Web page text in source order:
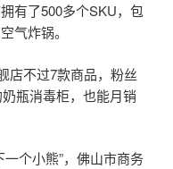
有了500多个SKU，包
气炸锅。
店不过7款商品，粉丝
瓶消毒柜，也能月销
个小熊”，佛山市商务